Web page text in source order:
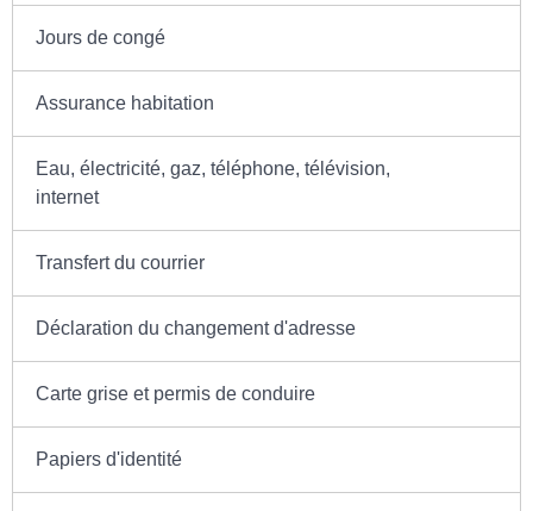
Jours de congé
Assurance habitation
Eau, électricité, gaz, téléphone, télévision,
internet
Transfert du courrier
Déclaration du changement d'adresse
Carte grise et permis de conduire
Papiers d'identité